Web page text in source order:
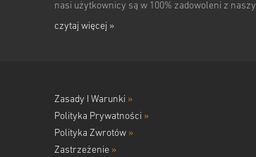
nasi użytkownicy są w 100% zadowoleni z
czytaj więcej »
Zasady I Warunki »
Polityka Prywatności »
Polityka Zwrotów »
Zastrzeżenie »